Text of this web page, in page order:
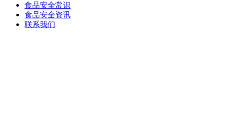
食品安全常识
食品安全资讯
联系我们